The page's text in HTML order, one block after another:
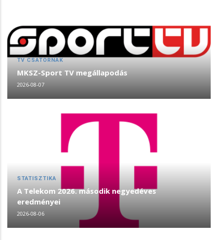
TV CSATORNÁK
MKSZ-Sport TV megállapodás
2026-08-07
STATISZTIKA
A Telekom 2026. második negyedéves
eredményei
2026-08-06